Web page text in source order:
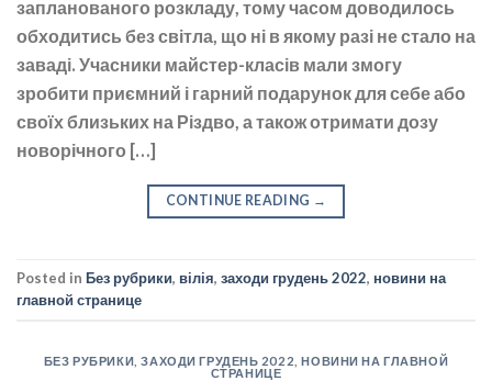
запланованого розкладу, тому часом доводилось
обходитись без світла, що ні в якому разі не стало на
заваді. Учасники майстер-класів мали змогу
зробити приємний і гарний подарунок для себе або
своїх близьких на Різдво, а також отримати дозу
новорічного […]
CONTINUE READING →
Posted in Без рубрики, вілія, заходи грудень 2022, новини на
главной странице
БЕЗ РУБРИКИ ,ЗАХОДИ ГРУДЕНЬ 2022 ,НОВИНИ НА ГЛАВНОЙ
СТРАНИЦЕ